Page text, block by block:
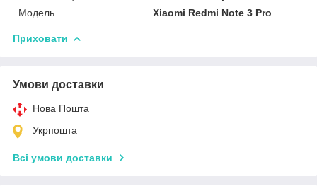
Мoдель
Xiaomi Redmi Note 3 Pro
Приховати
Умови доставки
Нова Пошта
Укрпошта
Всі умови доставки